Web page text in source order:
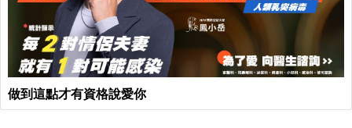
做到這點才有資格說愛你